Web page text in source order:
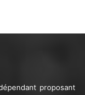
proposant